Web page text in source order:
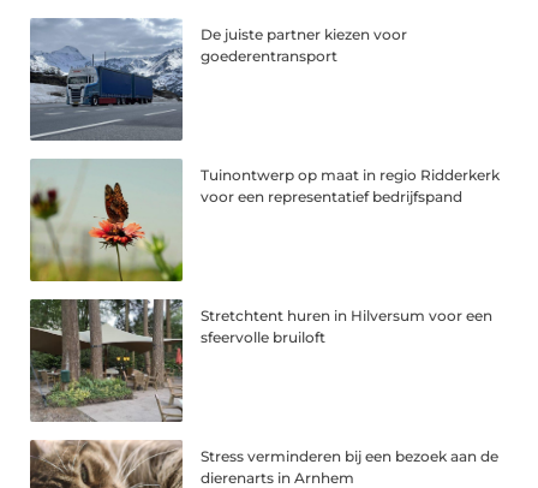
De juiste partner kiezen voor
goederentransport
Tuinontwerp op maat in regio Ridderkerk
voor een representatief bedrijfspand
Stretchtent huren in Hilversum voor een
sfeervolle bruiloft
Stress verminderen bij een bezoek aan de
dierenarts in Arnhem